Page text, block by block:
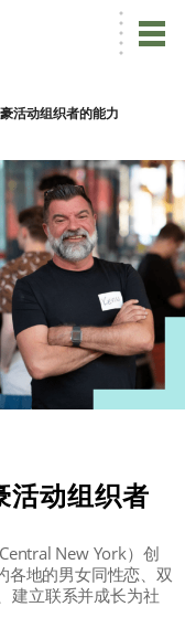
活动组织者的能力
活动组织者
New York）创
各地的男女同性恋、双
建立联系并成长为社